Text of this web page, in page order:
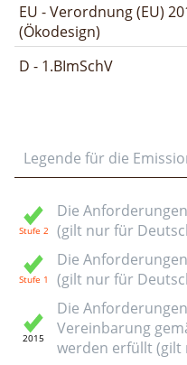
EU - Verordnung (EU)
(Ökodesign)
D - 1.BImSchV
Legende für die
Die
(gilt nur für
Die
(gilt nur für
Die
Vereinbarung
werden erfüllt (gilt